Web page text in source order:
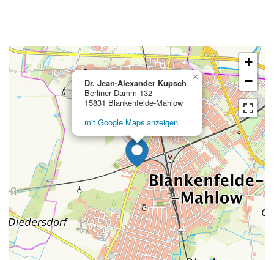
Dr. Jean-Alexander Kupsch
Berliner Damm 132
15831 Blankenfelde-Mahlow
mit Google Maps anzeigen
×
+
−